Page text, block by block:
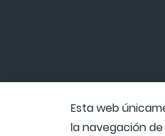
Esta web
la navegación